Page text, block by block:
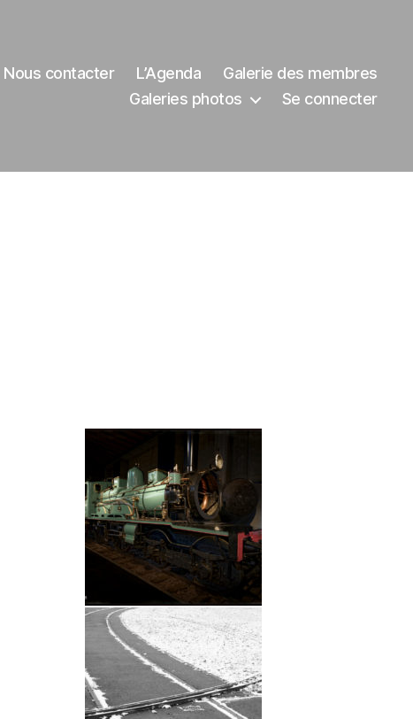
Nous contacter L’Agenda
Galerie des membres
Galeries photos
Se connecter